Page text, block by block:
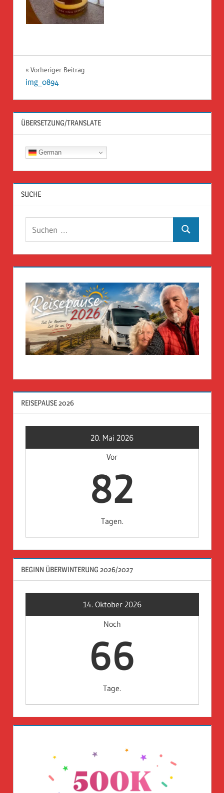
Beitragsnavigation
Vorheriger Beitrag
img_0894
ÜBERSETZUNG/TRANSLATE
German
SUCHE
Suchen
REISEPAUSE 2026
20. Mai 2026
Vor
82
Tagen.
BEGINN ÜBERWINTERUNG 2026/2027
14. Oktober 2026
Noch
66
Tage.